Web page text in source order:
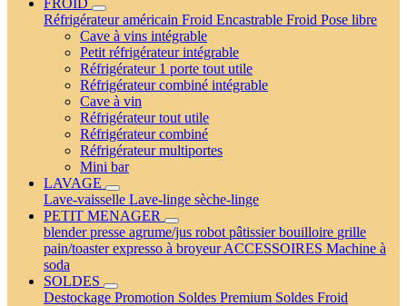
FROID
Réfrigérateur américain Froid Encastrable Froid Pose libre
Cave à vins intégrable
Petit réfrigérateur intégrable
Réfrigérateur 1 porte tout utile
Réfrigérateur combiné intégrable
Cave à vin
Réfrigérateur tout utile
Réfrigérateur combiné
Réfrigérateur multiportes
Mini bar
LAVAGE
Lave-vaisselle Lave-linge sèche-linge
PETIT MENAGER
blenderpresse agrume/jus robot pâtissierbouilloire grille
pain/toasterexpresso à broyeurACCESSOIRES Machine à
soda
SOLDES
Destockage Promotion Soldes Premium Soldes Froid